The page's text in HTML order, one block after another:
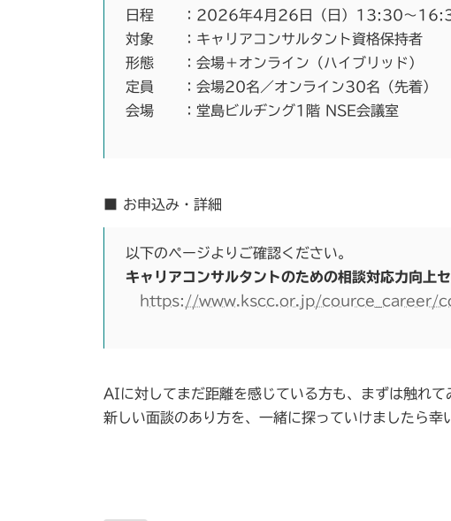
日程 ：2026年4月26日（日）13:30～
対象 ：キャリアコンサルタント資格保持者
形態 ：会場＋オンライン（ハイブリッド）
定員 ：会場20名／オンライン30名（先着）
会場 ：堂島ビルヂング1階 NSE会議室
■ お申込み・詳細
以下のページよりご確認ください。
キャリアコンサルタントのための相談対応力向上
https://www.kscc.or.jp/cource_career/
AIに対してまだ距離を感じている方も、まずは触れて
新しい面談のあり方を、一緒に探っていけましたら幸